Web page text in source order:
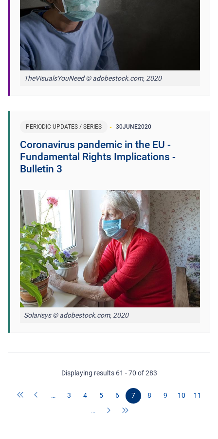
TheVisualsYouNeed © adobestock.com, 2020
PERIODIC UPDATES / SERIES 30JUNE2020
Coronavirus pandemic in the EU -
Fundamental Rights Implications -
Bulletin 3
Solarisys © adobestock.com, 2020
Displaying results 61 - 70 of 283
… 3 4 5 6 7 8 9 10
11
…